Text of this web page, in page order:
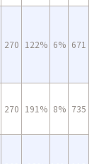
270 122% 6% 671
270 191% 8% 735